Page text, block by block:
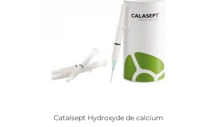
Catalsept Hydroxyde de calcium